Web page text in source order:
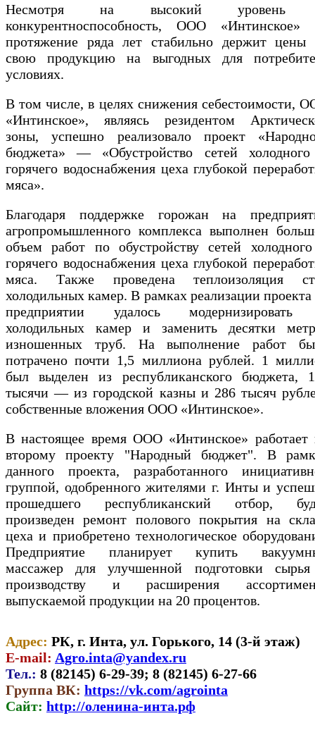
Несмотря на высокий уровень
конкурентноспособность, ООО «Интинское»
протяжение ряда лет стабильно держит цены
свою продукцию на выгодных для
условиях.
В том числе, в целях снижения себестоимости,
«Интинское», являясь резидентом
зоны, успешно реализовало проект
бюджета» — «Обустройство сетей
горячего водоснабжения цеха глубокой
мяса».
Благодаря поддержке горожан на
агропромышленного комплекса выполнен
объем работ по обустройству сетей
горячего водоснабжения цеха глубокой
мяса. Также проведена теплоизоляция
холодильных камер. В рамках реализации проекта
предприятии удалось
холодильных камер и заменить десятки
изношенных труб. На выполнение работ
потрачено почти 1,5 миллиона рублей. 1
был выделен из республиканского бюджета,
тысячи — из городской казны и 286 тысяч
собственные вложения ООО «Интинское».
В настоящее время ООО «Интинское» работает
второму проекту "Народный бюджет". В
данного проекта, разработанного
группой, одобренного жителями г. Инты и
прошедшего республиканский отбор,
произведен ремонт полового покрытия на
цеха и приобретено технологическое
Предприятие планирует купить
массажер для улучшенной подготовки
производству и расширения
выпускаемой продукции на 20 процентов.
Адрес: РК, г. Инта, ул. Горького, 14 (3-й этаж)
E-mail: Agro.inta@yandex.ru
Тел.: 8 (82145) 6-29-39; 8 (82145) 6-27-66
Группа ВК: https://vk.com/agrointa
Сайт: http://оленина-инта.рф